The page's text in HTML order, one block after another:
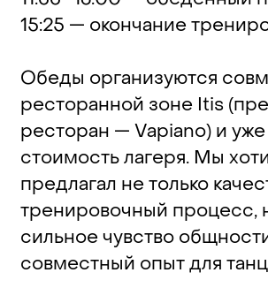
15:25 — окончание
‍Обеды организуются
ресторанной зоне Itis
ресторан — Vapiano) и
стоимость лагеря. Мы
предлагал не только
тренировочный процесс,
сильное чувство
совместный опыт для